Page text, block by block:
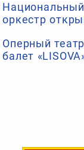
оркестр
Оперный
балет